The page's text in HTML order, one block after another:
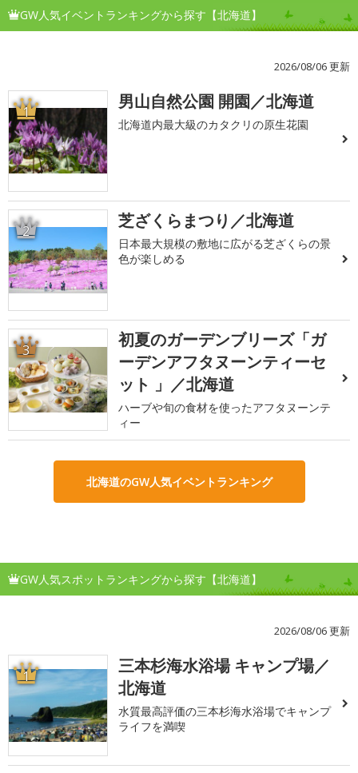
GW人気イベントランキングから探す【北海道】
2026/08/06 更新
1 男山自然公園 開園／北海道
北海道内最大級のカタクリの原生花園
2 芝ざくらまつり／北海道
日本最大規模の敷地に広がる芝ざくらの景
色が楽しめる
3
初夏のガーデンブリーズ「ガ
ーデンアフタヌーンティーセ
ット 」／北海道
ハーブや旬の食材を使ったアフタヌーンテ
ィー
北海道のGW人気イベントランキング
GW人気スポットランキングから探す【北海道】
2026/08/06 更新
1
三本杉海水浴場 キャンプ場／
北海道
水質最高評価の三本杉海水浴場でキャンプ
ライフを満喫